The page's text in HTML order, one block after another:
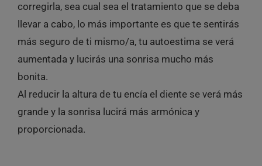
corregirla, sea cual sea el tratamiento que se deba
llevar a cabo, lo más importante es que te sentirás
más seguro de ti mismo/a, tu autoestima se verá
aumentada y lucirás una sonrisa mucho más
bonita.
Al reducir la altura de tu encía el diente se verá más
grande y la sonrisa lucirá más armónica y
proporcionada.